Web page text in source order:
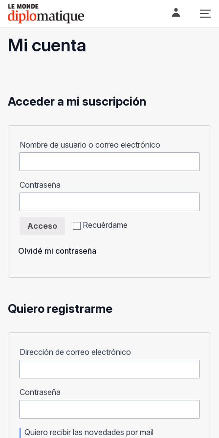
Skip
content
Le monde diplomatique
Mi cuenta
Acceder a mi suscripción
Nombre de usuario o correo electrónico
Contraseña
Recuérdame
Acceso
Olvidé mi contraseña
Quiero registrarme
Dirección de correo electrónico
Contraseña
Quiero recibir las novedades por mail